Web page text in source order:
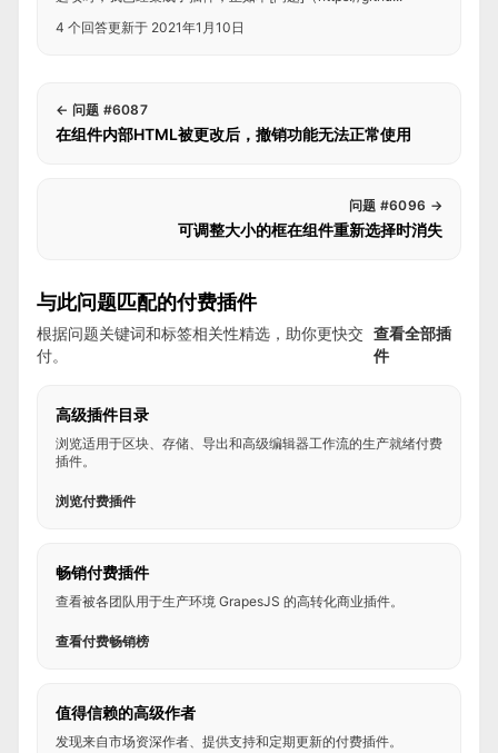
4 个回答更新于 2021年1月10日
← 问题 #6087
在组件内部HTML被更改后，撤销功能无法正常使用
问题 #6096 →
可调整大小的框在组件重新选择时消失
与此问题匹配的付费插件
根据问题关键词和标签相关性精选，助你更快交
付。
查看全部插
件
高级插件目录
浏览适用于区块、存储、导出和高级编辑器工作流的生产就绪付费
插件。
浏览付费插件
畅销付费插件
查看被各团队用于生产环境 GrapesJS 的高转化商业插件。
查看付费畅销榜
值得信赖的高级作者
发现来自市场资深作者、提供支持和定期更新的付费插件。